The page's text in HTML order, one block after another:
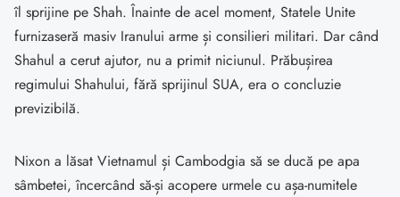
îl sprijine pe Shah. Înainte de acel moment, Statele Unite
furnizaseră masiv Iranului arme și consilieri militari. Dar când
Shahul a cerut ajutor, nu a primit niciunul. Prăbușirea
regimului Shahului, fără sprijinul SUA, era o concluzie
previzibilă.
Nixon a lăsat Vietnamul și Cambodgia să se ducă pe apa
sâmbetei, încercând să-și acopere urmele cu așa-numitele